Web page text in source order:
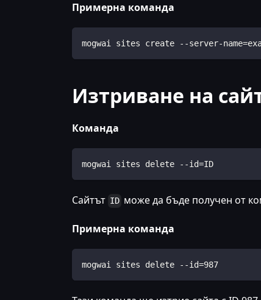
Примерна команда
mogwai sites create --server-
Изтриване на
Команда
mogwai sites delete --id=ID
Сайтът ID може да бъде получен от
Примерна команда
mogwai sites delete --id=987